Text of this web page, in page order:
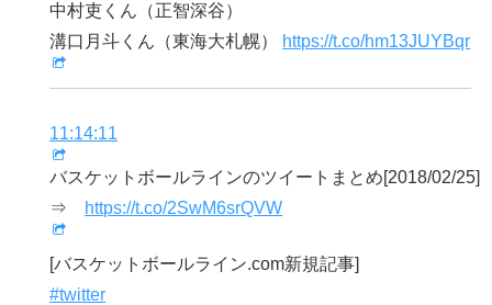
中村吏くん（正智深谷）
溝口月斗くん（東海大札幌）
https://t.co/hm13JUYBqr
11:14:11
バスケットボールラインのツイートまとめ[2018/02/25]
⇒
https://t.co/2SwM6srQVW
[バスケットボールライン.com新規記事]
#twitter